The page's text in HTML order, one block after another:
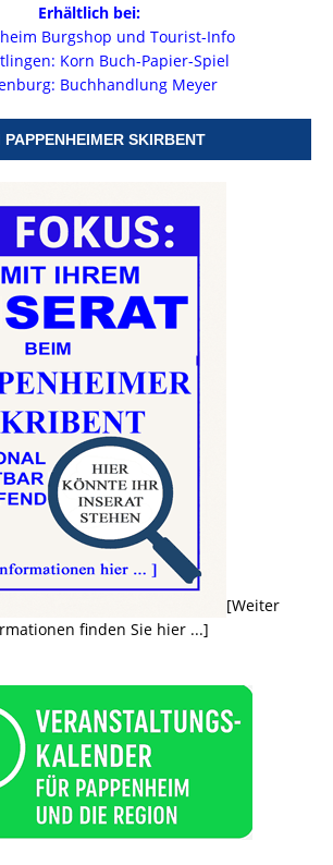
Erhältlich bei:
Burgshop und Tourist-Info
Korn Buch-Papier-Spiel
Buchhandlung Meyer
PAPPENHEIMER SKIRBENT
[Weiter
finden Sie hier ...]